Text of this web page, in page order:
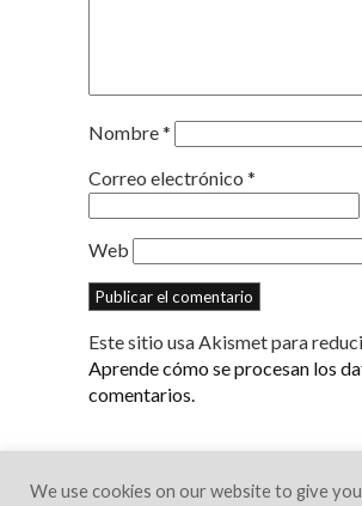
Nombre*
Correo electrónico *
Web
Este sitio usa Akismet para
Aprende cómo se procesan los
comentarios.
We use cookies on our website to give